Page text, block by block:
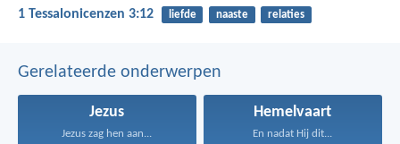
1 Tessalonicenzen 3:12 liefde naaste relaties
Gerelateerde onderwerpen
Jezus
Jezus zag hen aan...
Hemelvaart
En nadat Hij dit...